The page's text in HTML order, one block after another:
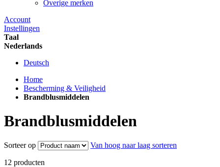
Overige merken
Account
Instellingen
Taal
Nederlands
Deutsch
Home
Bescherming & Veiligheid
Brandblusmiddelen
Brandblusmiddelen
Sorteer op Van hoog naar laag sorteren
12 producten